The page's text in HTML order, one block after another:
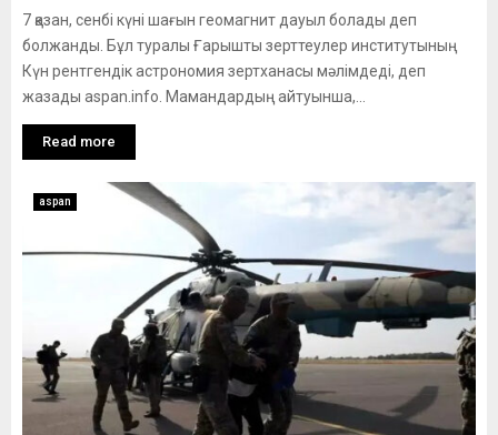
7 қазан, сенбі күні шағын геомагнит дауыл болады деп
болжанды. Бұл туралы Ғарышты зерттеулер институтының
Күн рентгендік астрономия зертханасы мәлімдеді, деп
жазады aspan.info. Мамандардың айтуынша,...
Read more
aspan